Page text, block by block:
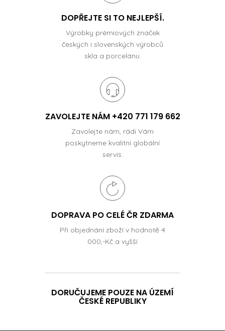
DOPŘEJTE SI TO NEJLEPŠÍ.
Výrobky prémiových značek
českých i slovenských výrobců
skla a porcelánu.
ZAVOLEJTE NÁM +420 771 179 662
Zavolejte nám, rádi Vám
poskytneme kvalitní globální
servis.
DOPRAVA PO CELÉ ČR ZDARMA
Při objednání zboží v hodnotě 4
000,-Kč a vyšší
DORUČUJEME POUZE NA ÚZEMÍ
ČESKÉ REPUBLIKY